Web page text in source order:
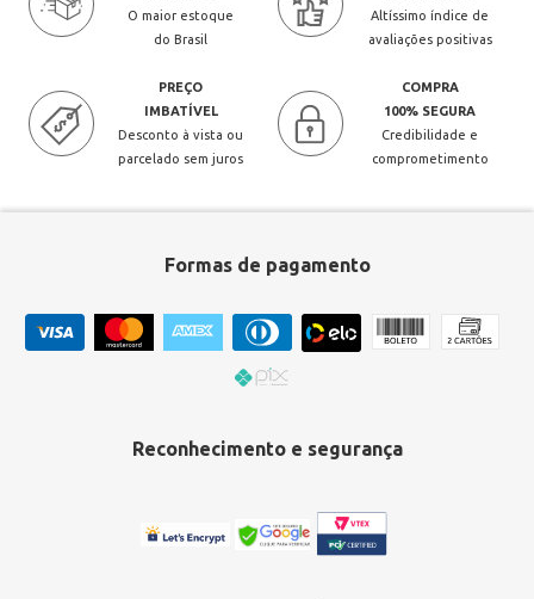
O maior estoque
do Brasil
Altíssimo índice de
avaliações positivas
PREÇO
IMBATÍVEL
Desconto à vista ou
parcelado sem juros
COMPRA
100% SEGURA
Credibilidade e
comprometimento
Formas de pagamento
Reconhecimento e segurança